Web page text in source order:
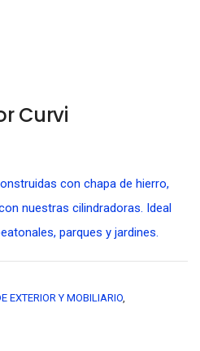
Curvi
con chapa de hierro,
nuestras cilindradoras. Ideal
parques y jardines.
EXTERIOR Y MOBILIARIO,